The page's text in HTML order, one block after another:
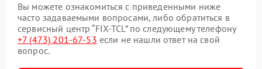
Вы можете ознакомиться с приведенными ниже
часто задаваемыми вопросами, либо обратиться в
сервисный центр “FIX-TCL” по следующему телефону
+7 (473) 201-67-53 если не нашли ответ на свой
вопрос.